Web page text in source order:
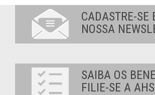
CADASTRE-SE
NOSSA
SAIBA OS
FILIE-SE A